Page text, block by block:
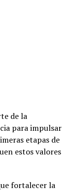
de la
para impulsar
etapas de
estos valores
fortalecer la